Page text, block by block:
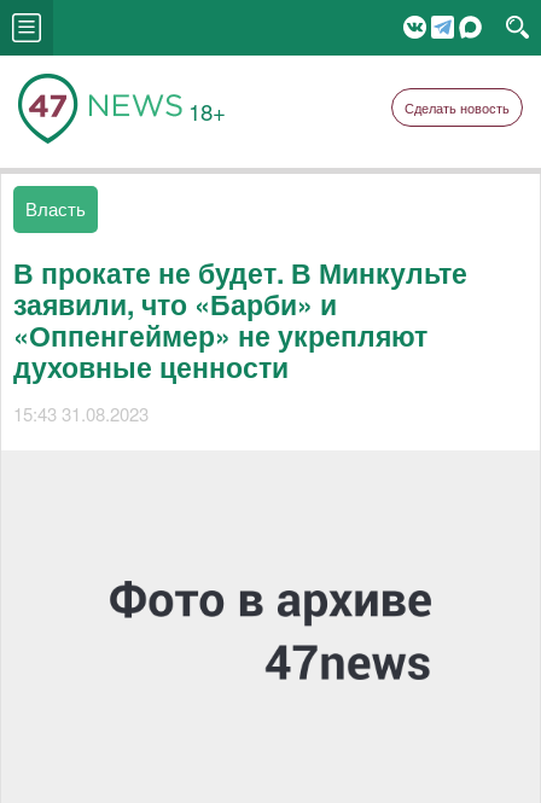
18+ Сделать новость
Власть
В прокате не будет. В Минкульте
заявили, что «Барби» и
«Оппенгеймер» не укрепляют
духовные ценности
15:43 31.08.2023